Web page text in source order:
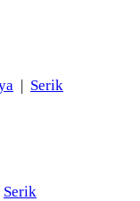
| Serik
Serik